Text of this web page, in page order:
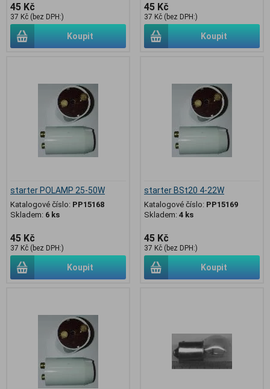
45 Kč
37 Kč (bez DPH:)
Koupit
45 Kč
37 Kč (bez DPH:)
Koupit
starter POLAMP 25-50W
Katalogové číslo: PP15168
Skladem: 6 ks
45 Kč
37 Kč (bez DPH:)
Koupit
starter BSt20 4-22W
Katalogové číslo: PP15169
Skladem: 4 ks
45 Kč
37 Kč (bez DPH:)
Koupit